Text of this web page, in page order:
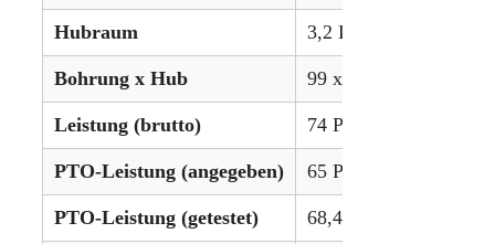
Hubraum 3,2 L (195 ci)
Bohrung x Hub 99 x 104 mm
Leistung (brutto) 74 PS (55,2 kW)
PTO-Leistung (angegeben) 65 PS (48,5 kW)
PTO-Leistung (getestet) 68,43 PS (51,0 kW)